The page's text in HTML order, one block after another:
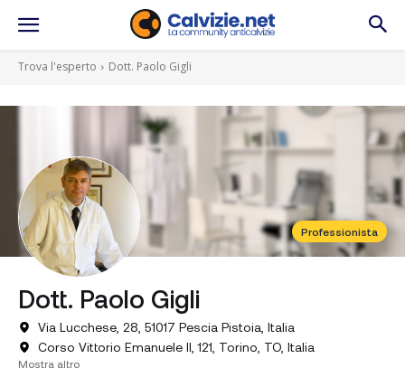
Trova l'esperto Dott. Paolo Gigli
Professionista
Dott. Paolo Gigli
Via Lucchese, 28, 51017 Pescia Pistoia, Italia
Corso Vittorio Emanuele II, 121, Torino, TO, Italia
Mostra altro